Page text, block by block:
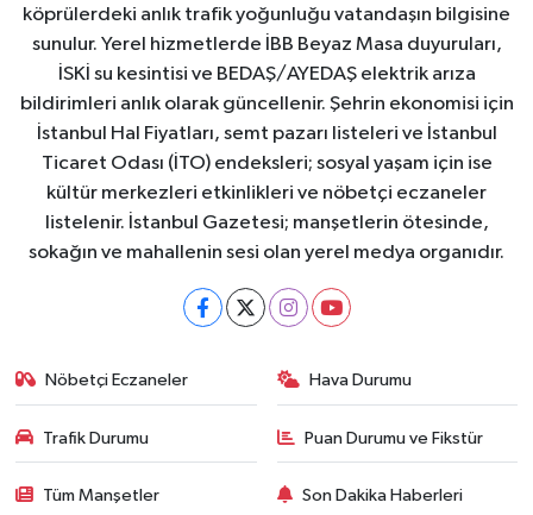
köprülerdeki anlık trafik yoğunluğu vatandaşın bilgisine
sunulur. Yerel hizmetlerde İBB Beyaz Masa duyuruları,
İSKİ su kesintisi ve BEDAŞ/AYEDAŞ elektrik arıza
bildirimleri anlık olarak güncellenir. Şehrin ekonomisi için
İstanbul Hal Fiyatları, semt pazarı listeleri ve İstanbul
Ticaret Odası (İTO) endeksleri; sosyal yaşam için ise
kültür merkezleri etkinlikleri ve nöbetçi eczaneler
listelenir. İstanbul Gazetesi; manşetlerin ötesinde,
sokağın ve mahallenin sesi olan yerel medya organıdır.
Nöbetçi Eczaneler Hava Durumu
Trafik Durumu Puan Durumu ve Fikstür
Tüm Manşetler Son Dakika Haberleri